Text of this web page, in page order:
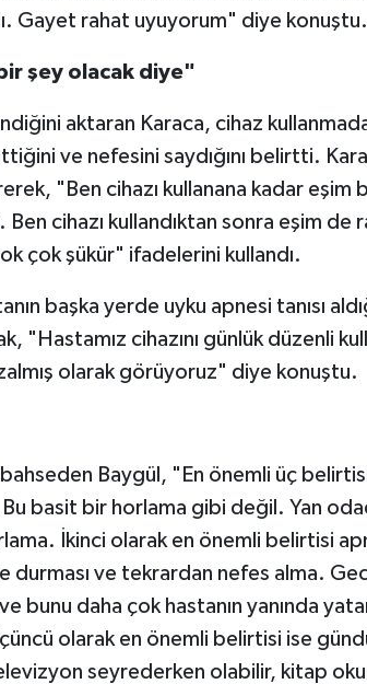
Gayet rahat uyuyorum" diye konuştu.
şey olacak diye"
aktaran Karaca, cihaz
ve nefesini saydığını belirtti.
"Ben cihazı kullanana kadar eşim
cihazı kullandıktan sonra eşim de
çok şükür" ifadelerini kullandı.
başka yerde uyku apnesi tanısı
"Hastamız cihazını günlük düzenli
olarak görüyoruz" diye konuştu.
Baygül, "En önemli üç
basit bir horlama gibi değil. Yan
İkinci olarak en önemli belirtisi
durması ve tekrardan nefes alma.
bunu daha çok hastanın yanında
olarak en önemli belirtisi ise
seyrederken olabilir, kitap